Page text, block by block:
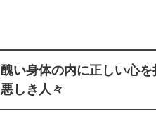
醜い身体の内に正しい心
悪しき人々